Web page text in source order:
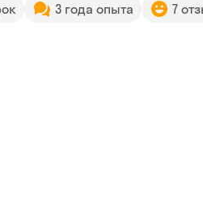
3 года опыта 7